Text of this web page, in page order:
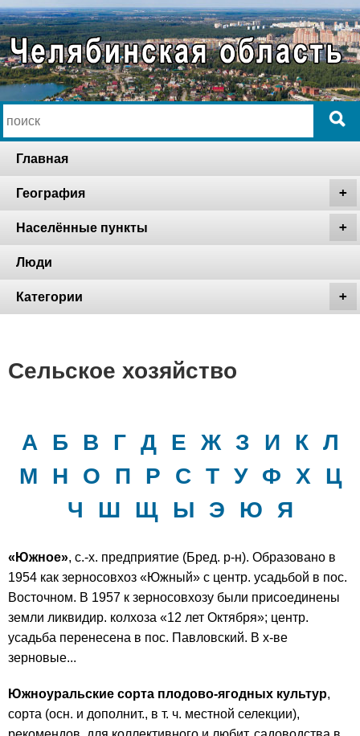
Главная
География
Населённые пункты
Люди
Категории
Сельское хозяйство
А Б В Г Д Е Ж З И К Л
М
Н О П Р С Т У Ф Х
Ц
Ч
Ш Щ Ы Э Ю Я
«Южное», с.-х. предприятие (Бред. р-н). Образовано в
1954 как зерносовхоз «Южный» с центр. усадьбой в пос.
Восточном. В 1957 к зерносовхозу были присоединены
земли ликвидир. колхоза «12 лет Октября»; центр.
усадьба перенесена в пос. Павловский. В х-ве
зерновые...
Южноуральские сорта плодово-ягодных культур,
сорта (осн. и дополнит., в т. ч. местной селекции),